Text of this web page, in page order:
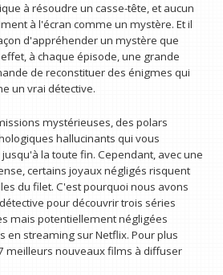
à résoudre un casse-tête, et aucun
à l'écran comme un mystère. Et il
d'appréhender un mystère que
à chaque épisode, une grande
de reconstituer des énigmes qui
un vrai détective.
mystérieuses, des polars
hallucinants qui vous
la toute fin. Cependant, avec une
certains joyaux négligés risquent
du filet. C'est pourquoi nous avons
pour découvrir trois séries
mais potentiellement négligées
en streaming sur Netflix. Pour plus
meilleurs nouveaux films à diffuser